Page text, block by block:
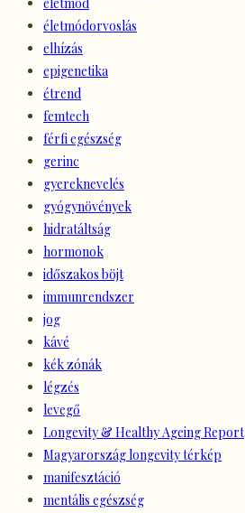
életmódorvoslás
elhízás
epigenetika
étrend
femtech
férfi egészség
gerinc
gyereknevelés
gyógynövények
hidratáltság
hormonok
időszakos böjt
immunrendszer
jog
kávé
kék zónák
légzés
levegő
Longevity & Healthy Ageing Report
Magyarország longevity térkép
manifesztáció
mentális egészség